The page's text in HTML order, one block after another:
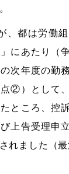
、都は労働
にあたり（
次年度の勤
②）として
ところ、控
上告受理申
れました（最